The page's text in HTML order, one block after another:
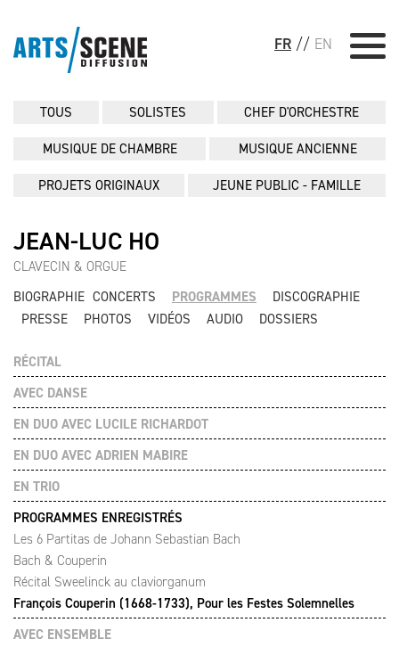
FR // EN
TOUS SOLISTES CHEF D'ORCHESTRE
MUSIQUE DE CHAMBRE MUSIQUE ANCIENNE
PROJETS ORIGINAUX JEUNE PUBLIC - FAMILLE
JEAN-LUC HO
CLAVECIN & ORGUE
BIOGRAPHIE CONCERTS PROGRAMMES
DISCOGRAPHIE
PRESSE
PHOTOS VIDÉOS AUDIO DOSSIERS
RÉCITAL
AVEC DANSE
EN DUO AVEC LUCILE RICHARDOT
EN DUO AVEC ADRIEN MABIRE
EN TRIO
PROGRAMMES ENREGISTRÉS
Les 6 Partitas de Johann Sebastian Bach
Bach & Couperin
Récital Sweelinck au claviorganum
François Couperin (1668-1733), Pour les Festes Solemnelles
AVEC ENSEMBLE